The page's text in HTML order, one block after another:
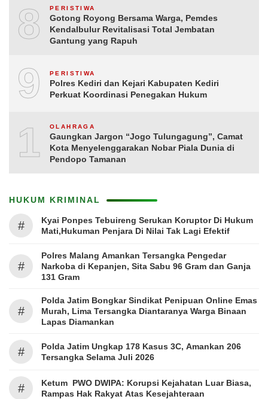
8 PERISTIWA
Gotong Royong Bersama Warga, Pemdes
Kendalbulur Revitalisasi Total Jembatan
Gantung yang Rapuh
9 PERISTIWA
Polres Kediri dan Kejari Kabupaten Kediri
Perkuat Koordinasi Penegakan Hukum
10OLAHRAGA
Gaungkan Jargon “Jogo Tulungagung”, Camat
Kota Menyelenggarakan Nobar Piala Dunia di
Pendopo Tamanan
HUKUM KRIMINAL
#
Kyai Ponpes Tebuireng Serukan Koruptor Di Hukum
Mati,Hukuman Penjara Di Nilai Tak Lagi Efektif
#
Polres Malang Amankan Tersangka Pengedar
Narkoba di Kepanjen, Sita Sabu 96 Gram dan Ganja
131 Gram
#
Polda Jatim Bongkar Sindikat Penipuan Online Emas
Murah, Lima Tersangka Diantaranya Warga Binaan
Lapas Diamankan
#
Polda Jatim Ungkap 178 Kasus 3C, Amankan 206
Tersangka Selama Juli 2026
#
Ketum PWO DWIPA: Korupsi Kejahatan Luar Biasa,
Rampas Hak Rakyat Atas Kesejahteraan